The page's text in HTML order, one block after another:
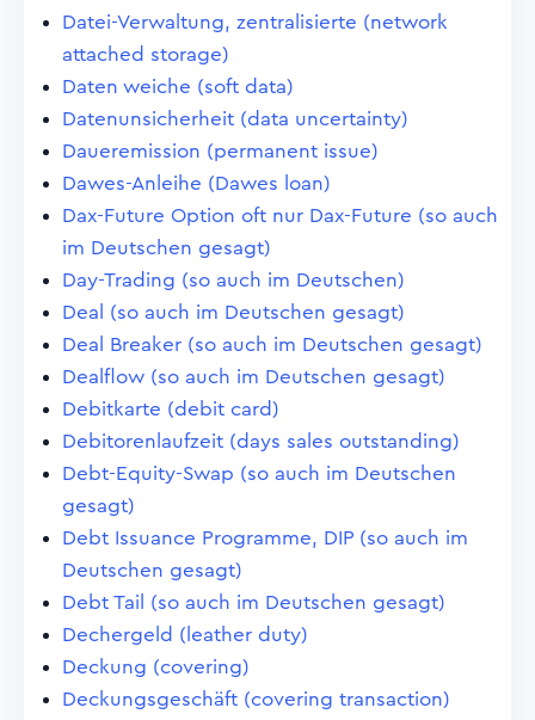
Datei-Verwaltung, zentralisierte (network
attached storage)
Daten weiche (soft data)
Datenunsicherheit (data uncertainty)
Daueremission (permanent issue)
Dawes-Anleihe (Dawes loan)
Dax-Future Option oft nur Dax-Future (so auch
im Deutschen gesagt)
Day-Trading (so auch im Deutschen)
Deal (so auch im Deutschen gesagt)
Deal Breaker (so auch im Deutschen gesagt)
Dealflow (so auch im Deutschen gesagt)
Debitkarte (debit card)
Debitorenlaufzeit (days sales outstanding)
Debt-Equity-Swap (so auch im Deutschen
gesagt)
Debt Issuance Programme, DIP (so auch im
Deutschen gesagt)
Debt Tail (so auch im Deutschen gesagt)
Dechergeld (leather duty)
Deckung (covering)
Deckungsgeschäft (covering transaction)